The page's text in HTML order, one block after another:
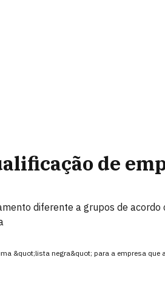
de
diferente a grupos de
&quot;lista negra&quot; para a empresa